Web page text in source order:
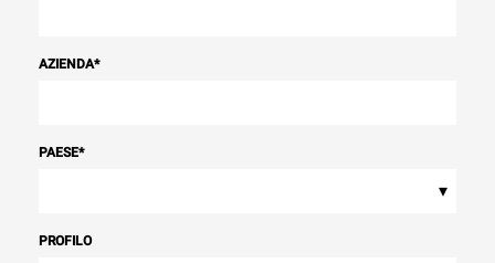
AZIENDA*
PAESE*
▾
PROFILO